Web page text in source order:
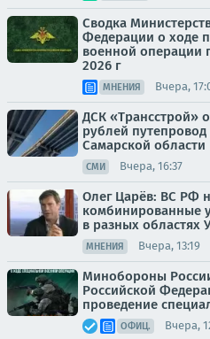
Сводка
Федерации о ходе
военной операции
2026 г
МНЕНИЯ Вчера,
ДСК «Трансстрой»
рублей
Самарской области
СМИ Вчера, 16:37
Олег Царёв: ВС РФ
комбинированные
в разных областях
МНЕНИЯ Вчера, 13:19
Минобороны
Российской
проведение
ОФИЦ. Вчера,